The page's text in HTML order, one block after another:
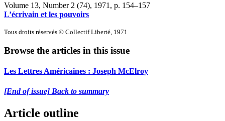
Volume 13, Number 2 (74), 1971 , p. 154–157
L’écrivain et les pouvoirs
Tous droits réservés © Collectif Liberté, 1971
Browse the articles in this issue
Les Lettres Américaines : Joseph McElroy
[End of issue] Back to summary
Article outline